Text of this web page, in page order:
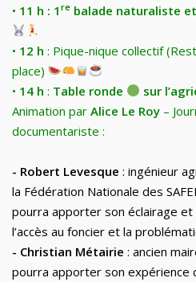
• 11 h : 1 re balade naturaliste
• 12 h : Pique-nique collectif
place)
• 14 h : Table ronde sur
Animation par Alice Le Roy –
documentariste :
- Robert Levesque : ingénieur
la Fédération Nationale des
pourra apporter son éclairage et
l’accès au foncier et la
- Christian Métairie : ancien
pourra apporter son expérience